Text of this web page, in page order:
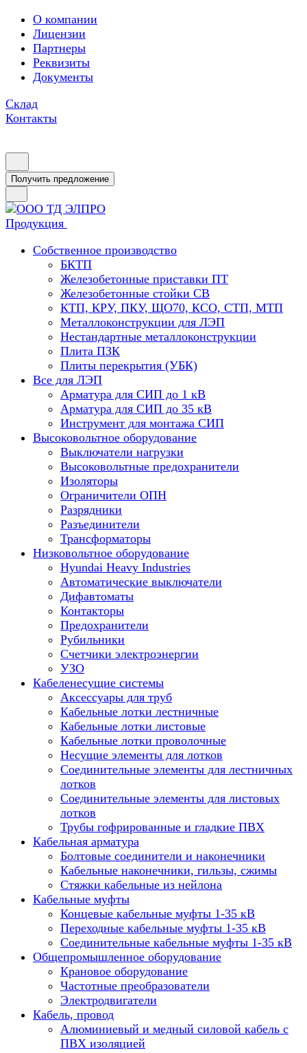
О компании
Лицензии
Партнеры
Реквизиты
Документы
Склад
Контакты
Получить предложение
Продукция
Собственное производство
БКТП
Железобетонные приставки ПТ
Железобетонные стойки СВ
КТП, КРУ, ПКУ, ЩО70, КСО, СТП, МТП
Металлоконструкции для ЛЭП
Нестандартные металлоконструкции
Плита ПЗК
Плиты перекрытия (УБК)
Все для ЛЭП
Арматура для СИП до 1 кВ
Арматура для СИП до 35 кВ
Инструмент для монтажа СИП
Высоковольтное оборудование
Выключатели нагрузки
Высоковольтные предохранители
Изоляторы
Ограничители ОПН
Разрядники
Разъединители
Трансформаторы
Низковольтное оборудование
Hyundai Heavy Industries
Автоматические выключатели
Дифавтоматы
Контакторы
Предохранители
Рубильники
Счетчики электроэнергии
УЗО
Кабеленесущие системы
Аксессуары для труб
Кабельные лотки лестничные
Кабельные лотки листовые
Кабельные лотки проволочные
Несущие элементы для лотков
Соединительные элементы для лестничных
лотков
Соединительные элементы для листовых
лотков
Трубы гофрированные и гладкие ПВХ
Кабельная арматура
Болтовые соединители и наконечники
Кабельные наконечники, гильзы, сжимы
Стяжки кабельные из нейлона
Кабельные муфты
Концевые кабельные муфты 1-35 кВ
Переходные кабельные муфты 1-35 кВ
Соединительные кабельные муфты 1-35 кВ
Общепромышленное оборудование
Крановое оборудование
Частотные преобразователи
Электродвигатели
Кабель, провод
Алюминиевый и медный силовой кабель с
ПВХ изоляцией